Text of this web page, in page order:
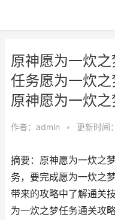
原神愿为一炊
任务愿为一炊
原神愿为一炊
作者： admin • 更新时间
摘要：原神愿为一炊之
务，要完成愿为一炊之
带来的攻略中了解通关
为一炊之梦任务通关攻